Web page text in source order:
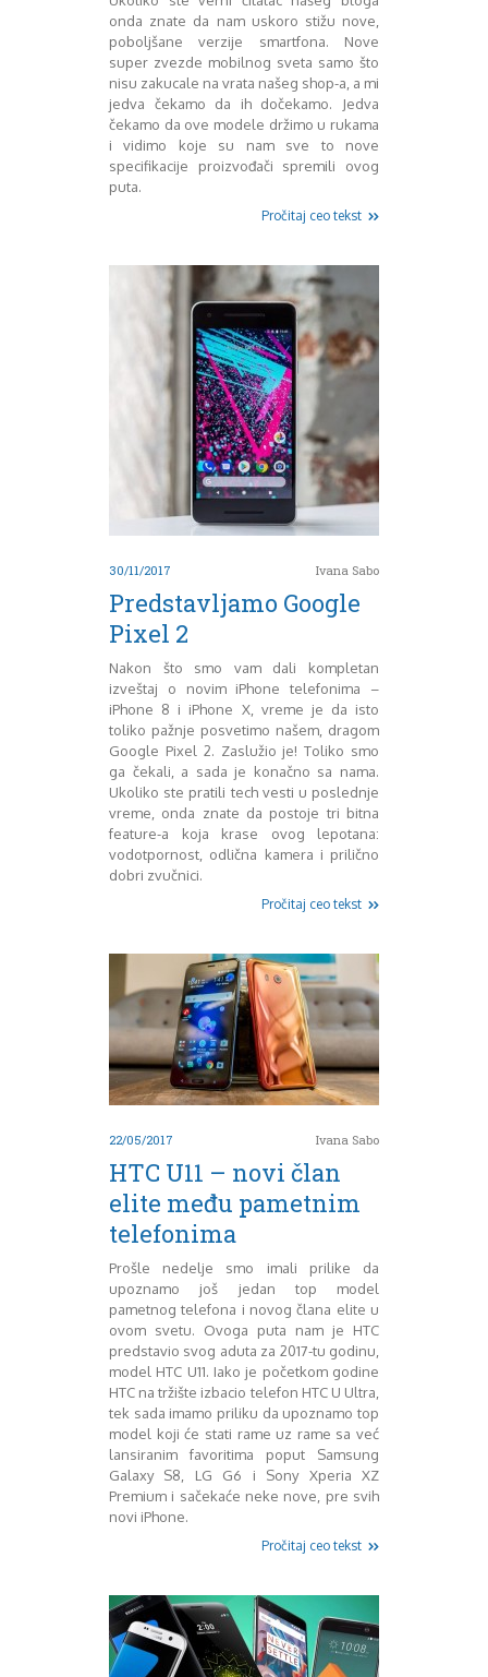
Sony
Testovi modela
Upoređivanje modela
Windows Phone
Zanimljivosti
Mart 2013
April 2013
Maj 2013
Juni 2013
Juli 2013
August 2013
Septembar 2013
Oktobar 2013
Decembar 2013
Februar 2014
Mart 2014
Maj 2014
Juni 2014
Septembar 2014
Oktobar 2014
Novembar 2014
Decembar 2014
Januar 2015
April 2015
Juli 2015
August 2015
Septembar 2015
Oktobar 2015
Novembar 2015
Decembar 2015
Januar 2016
Februar 2016
Juli 2016
August 2016
Septembar 2016
Oktobar 2016
Novembar 2016
Decembar 2016
Januar 2017
Februar 2017
April 2017
Maj 2017
August 2017
Oktobar 2017
Novembar 2017
Decembar 2017
Februar 2018
Maj 2018
Juni 2018
August 2018
Oktobar 2018
Decembar 2018
Juli 2019
August 2019
Februar 2020
onda znate da nam uskoro stižu nove,
poboljšane verzije smartfona. Nove
super zvezde mobilnog sveta samo što
nisu zakucale na vrata našeg shop-a, a mi
jedva čekamo da ih dočekamo. Jedva
čekamo da ove modele držimo u rukama
i vidimo koje su nam sve to nove
specifikacije proizvođači spremili ovog
puta.
Pročitaj ceo tekst
30/11/2017 Ivana Sabo
Predstavljamo Google
Pixel 2
Nakon što smo vam dali kompletan
izveštaj o novim iPhone telefonima –
iPhone 8 i iPhone X, vreme je da isto
toliko pažnje posvetimo našem, dragom
Google Pixel 2. Zaslužio je! Toliko smo
ga čekali, a sada je konačno sa nama.
Ukoliko ste pratili tech vesti u poslednje
vreme, onda znate da postoje tri bitna
feature-a koja krase ovog lepotana:
vodotpornost, odlična kamera i prilično
dobri zvučnici.
Pročitaj ceo tekst
22/05/2017 Ivana Sabo
HTC U11 – novi član
elite među pametnim
telefonima
Prošle nedelje smo imali prilike da
upoznamo još jedan top model
pametnog telefona i novog člana elite u
ovom svetu. Ovoga puta nam je HTC
predstavio svog aduta za 2017-tu godinu,
model HTC U11. Iako je početkom godine
HTC na tržište izbacio telefon HTC U Ultra,
tek sada imamo priliku da upoznamo top
model koji će stati rame uz rame sa već
lansiranim favoritima poput Samsung
Galaxy S8, LG G6 i Sony Xperia XZ
Premium i sačekaće neke nove, pre svih
novi iPhone.
Pročitaj ceo tekst